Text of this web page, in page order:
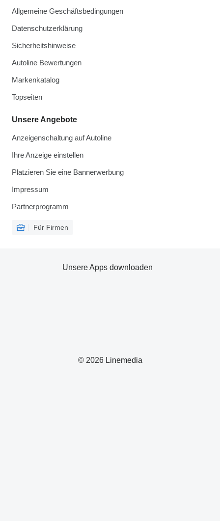
Allgemeine Geschäftsbedingungen
Datenschutzerklärung
Sicherheitshinweise
Autoline Bewertungen
Markenkatalog
Topseiten
Unsere Angebote
Anzeigenschaltung auf Autoline
Ihre Anzeige einstellen
Platzieren Sie eine Bannerwerbung
Impressum
Partnerprogramm
Für Firmen
© 2026 Linemedia
Unsere Apps downloaden